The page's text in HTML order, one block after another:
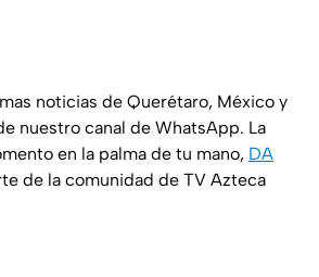
noticias de Querétaro, México y
nuestro canal de WhatsApp. La
en la palma de tu mano, DA
de la comunidad de TV Azteca